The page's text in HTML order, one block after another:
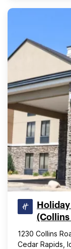
(Collins
1230 Collins
Cedar Rapids,